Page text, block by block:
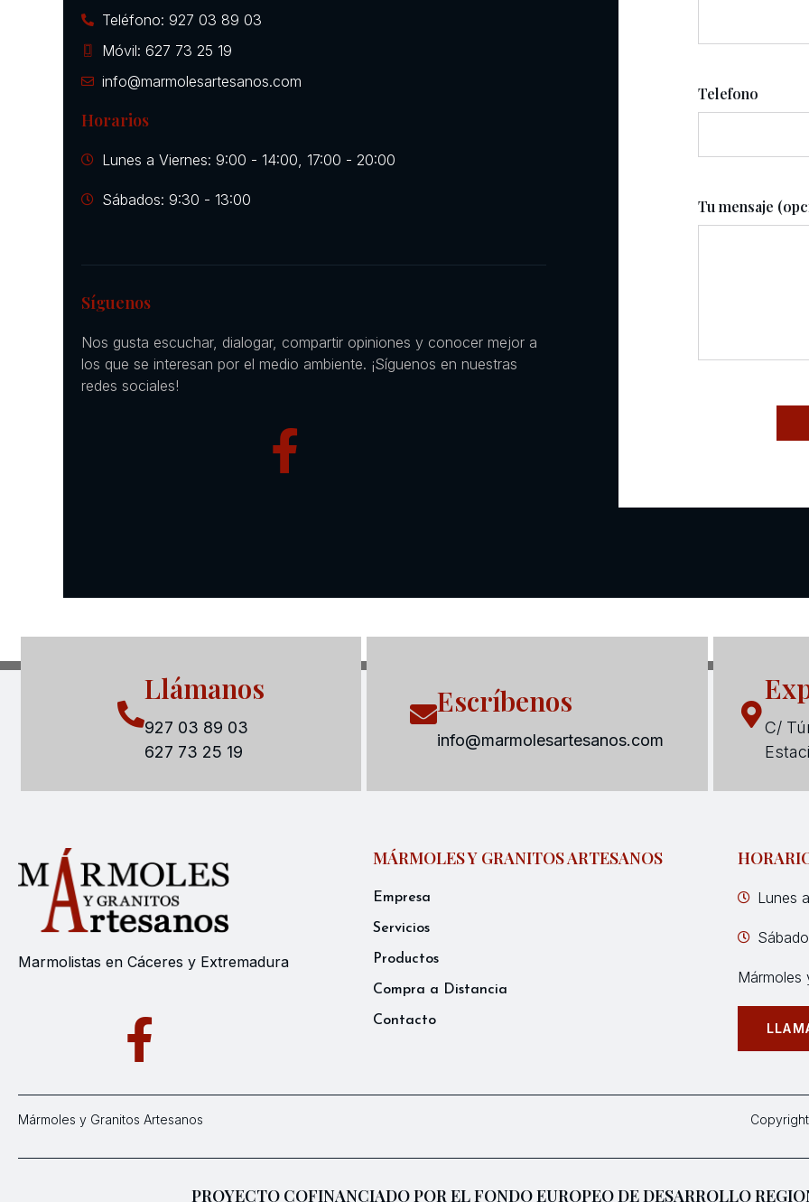
Teléfono: 927 03 89 03
Móvil: 627 73 25 19
info@marmolesartesanos.com
Horarios
Lunes a Viernes: 9:00 - 14:00, 17:00 - 20:00
Sábados: 9:30 - 13:00
Síguenos
Nos gusta escuchar, dialogar, compartir opiniones y conocer mejor a
los que se interesan por el medio ambiente. ¡Síguenos en nuestras
redes sociales!
Telefono
Tu mensaje
Llámanos
927 03 89 03
627 73 25 19
Escríbenos
info@marmolesartesanos.com
C/
Marmolistas en Cáceres y Extremadura
MÁRMOLES Y GRANITOS ARTESANOS
Empresa
Servicios
Productos
Compra a Distancia
Contacto
Lunes
Mármoles
Mármoles y Granitos Artesanos
PROYECTO COFINANCIADO POR EL FONDO EUROPEO DE DESARROLLO